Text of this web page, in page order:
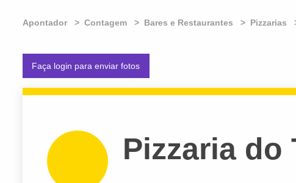
Apontador Contagem Bares e Restaurantes Pizzarias
Faça login para enviar fotos
Pizzaria do